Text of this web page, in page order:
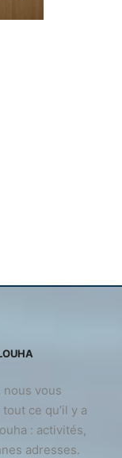
nous vous
ce qu’il y a
: activités,
adresses.